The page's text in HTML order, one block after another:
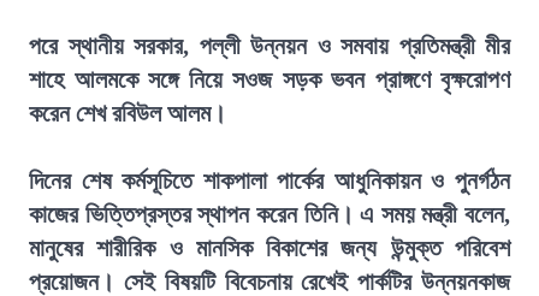
পরে স্থানীয় সরকার, পল্লী উন্নয়ন ও সমবায় প্রতিমন্ত্রী মীর
শাহে আলমকে সঙ্গে নিয়ে সওজ সড়ক ভবন প্রাঙ্গণে বৃক্ষরোপণ
করেন শেখ রবিউল আলম।
দিনের শেষ কর্মসূচিতে শাকপালা পার্কের আধুনিকায়ন ও পুনর্গঠন
কাজের ভিত্তিপ্রস্তর স্থাপন করেন তিনি। এ সময় মন্ত্রী বলেন,
মানুষের শারীরিক ও মানসিক বিকাশের জন্য উন্মুক্ত পরিবেশ
প্রয়োজন। সেই বিষয়টি বিবেচনায় রেখেই পার্কটির উন্নয়নকাজ